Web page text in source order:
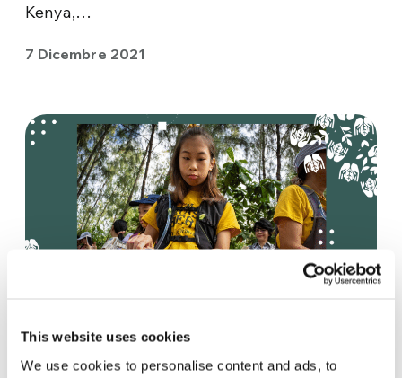
This website uses cookies
We use cookies to personalise content and ads, to
Kenya,…
7 Dicembre 2021
#PlanetPledge | Lily, la giovane
attivista